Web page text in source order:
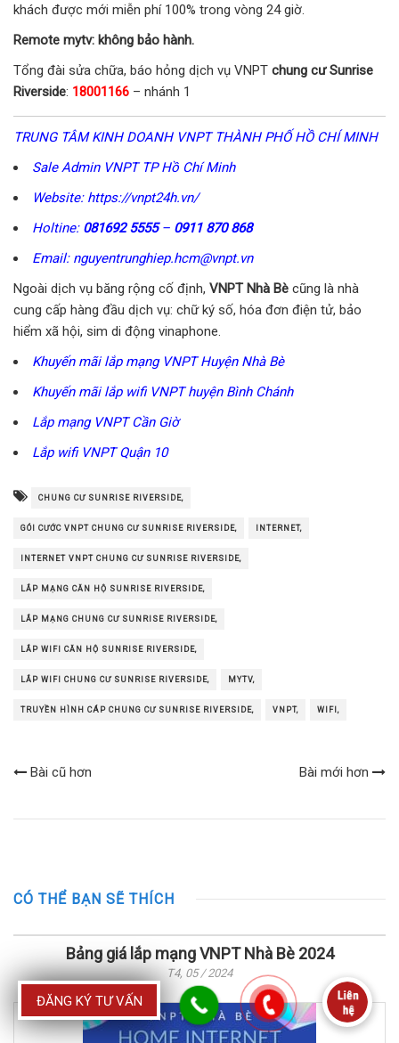
khách được mới miễn phí 100% trong vòng 24 giờ.
Remote mytv: không bảo hành.
Tổng đài sửa chữa, báo hỏng dịch vụ VNPT chung cư Sunrise
Riverside: 18001166 – nhánh 1
TRUNG TÂM KINH DOANH VNPT THÀNH PHỐ HỒ CHÍ MINH
Sale Admin VNPT TP Hồ Chí Minh
Website: https://vnpt24h.vn/
Holtine: 081692 5555– 0911 870 868
Email: nguyentrunghiep.hcm@vnpt.vn
Ngoài dịch vụ băng rộng cố định, VNPT Nhà Bè cũng là nhà
cung cấp hàng đầu dịch vụ: chữ ký số, hóa đơn điện tử, bảo
hiểm xã hội, sim di động vinaphone.
Khuyến mãi lắp mạng VNPT Huyện Nhà Bè
Khuyến mãi lắp wifi VNPT huyện Bình Chánh
Lắp mạng VNPT Cần Giờ
Lắp wifi VNPT Quận 10
CHUNG CƯ SUNRISE RIVERSIDE,
GÓI CƯỚC VNPT CHUNG CƯ SUNRISE RIVERSIDE, INTERNET,
INTERNET VNPT CHUNG CƯ SUNRISE RIVERSIDE,
LẮP MẠNG CĂN HỘ SUNRISE RIVERSIDE,
LẮP MẠNG CHUNG CƯ SUNRISE RIVERSIDE,
LẮP WIFI CĂN HỘ SUNRISE RIVERSIDE,
LẮP WIFI CHUNG CƯ SUNRISE RIVERSIDE, MYTV,
TRUYỀN HÌNH CÁP CHUNG CƯ SUNRISE RIVERSIDE, VNPT, WIFI,
Bài cũ hơn Bài mới hơn
CÓ THỂ BẠN SẼ THÍCH
Bảng giá lắp mạng VNPT Nhà Bè 2024
T4, 05 / 2024
ĐĂNG KÝ TƯ VẤN